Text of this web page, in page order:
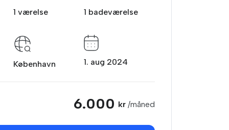
1 værelse 1 badeværelse
København 1. aug 2024
6.000 kr /måned